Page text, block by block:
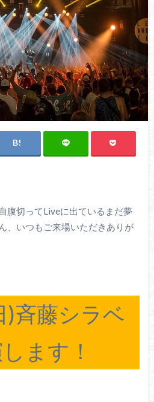
腹切ってLiveに出ているまだ夢
、いつもご来場いただきありが
)斉藤シラベ
ます！